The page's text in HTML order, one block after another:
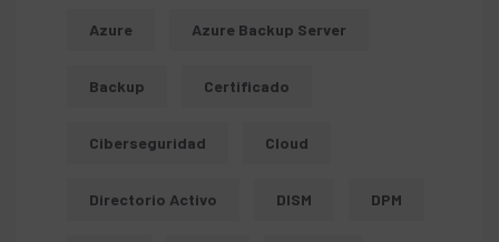
Azure Azure Backup Server
Backup Certificado
Ciberseguridad Cloud
Directorio Activo DISM DPM